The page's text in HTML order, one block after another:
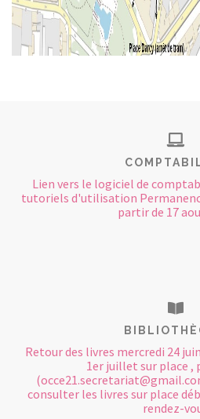
Lien vers le logiciel de
tutoriels d'utilisation
partir de 17
Retour des livres mercredi 24
1er juillet sur place ,
consulter les livres sur place
rendez-